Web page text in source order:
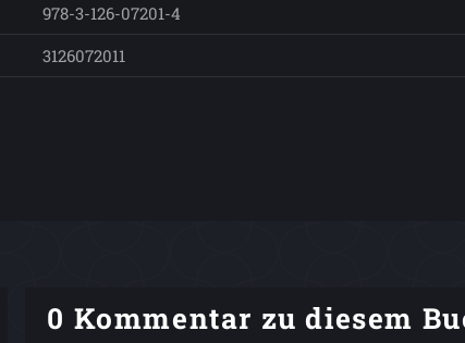
978-3-126-07201-4
3126072011
0 Kommentar zu diesem